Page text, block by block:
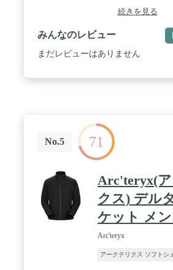
ー付きスリーブポケット、2つのジ
ドポケット。 / 脇の下にマチ付き
裾。
続きを見る
みんなのレビュー
まだレビューはありません
No.5 71
Arc'teryx(
クス) デル
ケット メ
Arc'teryx
アークテリクス ソフトシ